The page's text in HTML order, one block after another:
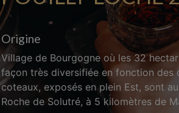
Origine
Village de Bourgogne où les 32
façon très diversifiée en fonction des
coteaux, exposés en plein Est, sont
Roche de Solutré, à 5 kilomètres de